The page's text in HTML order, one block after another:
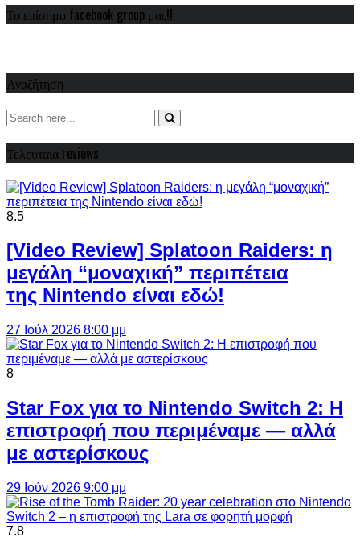
Το επίσημο facebook group μας!!
Αναζήτηση
Τελευταία reviews
8.5
[Video Review] Splatoon Raiders: η
μεγάλη “μοναχική” περιπέτεια
της Nintendo είναι εδώ!
27 Ιούλ 2026 8:00 μμ
8
Star Fox για το Nintendo Switch 2: Η
επιστροφή που περιμέναμε — αλλά
με αστερίσκους
29 Ιούν 2026 9:00 μμ
7.8